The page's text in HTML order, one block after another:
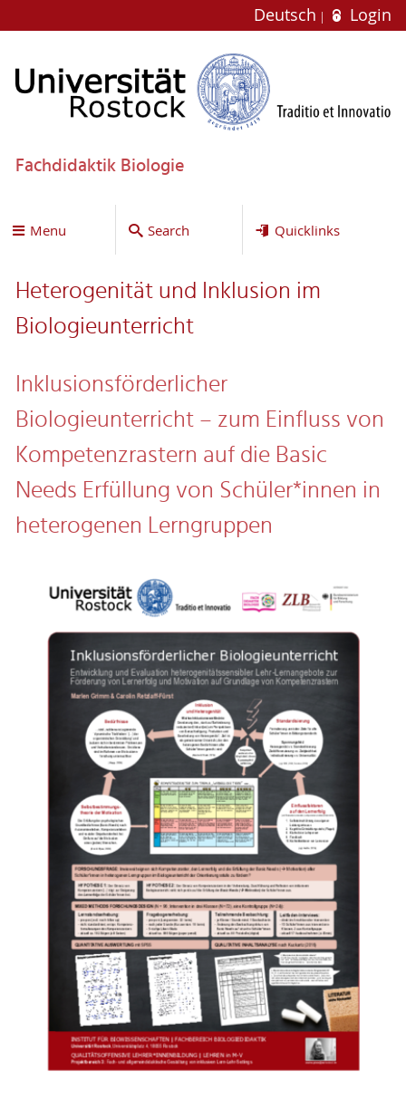
Deutsch Login
Fachdidaktik Biologie
Menu Search Quicklinks
Heterogenität und Inklusion im
Biologieunterricht
Inklusionsförderlicher
Biologieunterricht – zum Einfluss von
Kompetenzrastern auf die Basic
Needs Erfüllung von Schüler*innen in
heterogenen Lerngruppen​​​​​​​